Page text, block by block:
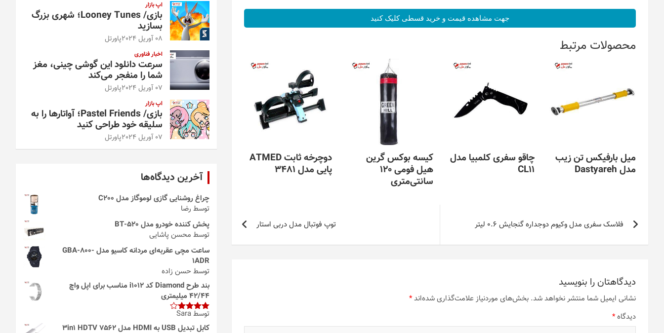
جهت مشاهده قیمت و خرید قسطی کلیک کنید
محصولات مرتبط
میل بارفیکس تن زیب
مدل Dastyareh
چاقو سفری کلمبیا مدل
CL11
کیسه بوکس گرین
هیل فومی 120
سانتی‌متری
دوچرخه ثابت ATMED
پایی مدل 3481
راهبری
نوشتهفلاسک سفری مدل وکیوم دوجداره گنجایش 0.6 لیتر توپ فوتبال مدل دربی استار
دیدگاهتان را بنویسید
نشانی ایمیل شما منتشر نخواهد شد. بخش‌های موردنیاز علامت‌گذاری شده‌اند*
دیدگاه*
اپ بازار
بازی/ Looney Tunes؛ شهری بزرگ
بسازید
08 آوریل 2024 پاورتل
اخبار فناوری
سرعت دانلود این گوشی چینی، مغز
شما را منفجر می‌کند
07 آوریل 2024 پاورتل
اپ بازار
بازی/ Pastel Friends؛ آواتارها را به
سلیقه خود طراحی کنید
07 آوریل 2024 پاورتل
آخرین دیدگاه‌ها
چراغ روشنایی گازی لوموگاز مدل C200
توسط رضا
پخش کننده خودرو مدل 520-BT
توسط محسن پاشایی
ساعت مچی عقربه‌ای مردانه کاسیو مدل GBA-800-
1ADR
توسط حسن زاده
بند طرح Diamond کد i1012 مناسب برای اپل واچ
42/44 میلیمتری
امتیاز4
از 5
توسط Sara
کابل تبدیل USB به HDMI مدل 3in1 HDTV 7562